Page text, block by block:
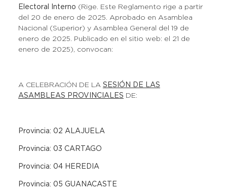
Electoral Interno (Rige. Este Reglamento rige a partir
del 20 de enero de 2025. Aprobado en Asamblea
Nacional (Superior) y Asamblea General del 19 de
enero de 2025. Publicado en el sitio web: el 21 de
enero de 2025), convocan:
A CELEBRACIÓN DE LA SESIÓN DE LAS
ASAMBLEAS PROVINCIALES DE:
Provincia: 02 ALAJUELA
Provincia: 03 CARTAGO
Provincia: 04 HEREDIA
Provincia: 05 GUANACASTE